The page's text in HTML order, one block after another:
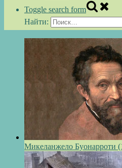
Toggle search form
Найти:
Микеланжело Буонарроти